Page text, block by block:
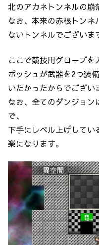
北のアカネトンネルの崩
なお、本来の赤根トンネ
ないトンネルでございま
ここで競技用グローブを
ボッシュが武器を2つ装
いたかったからでござい
なお、全てのダンジョン
で、
下手にレベル上げして
楽になります。